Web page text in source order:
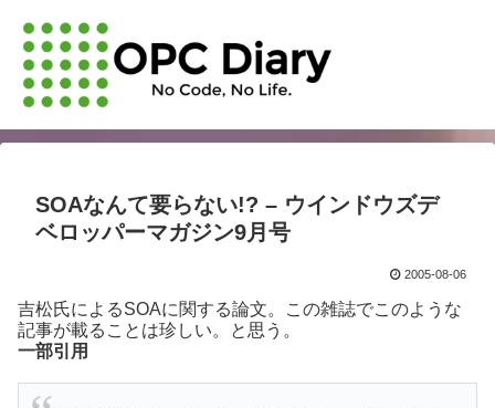
SOAなんて要らない!? – ウインドウズデ
ベロッパーマガジン9月号
2005-08-06
吉松氏によるSOAに関する論文。この雑誌でこのような
記事が載ることは珍しい。と思う。
一部引用